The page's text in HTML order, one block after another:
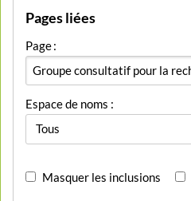
navigation
recherche
Pages liées
Page :
Espace de noms :
Tous
Masquer les inclusions